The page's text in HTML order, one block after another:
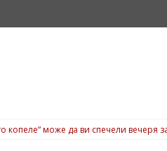
копеле“ може да ви спечели вечеря